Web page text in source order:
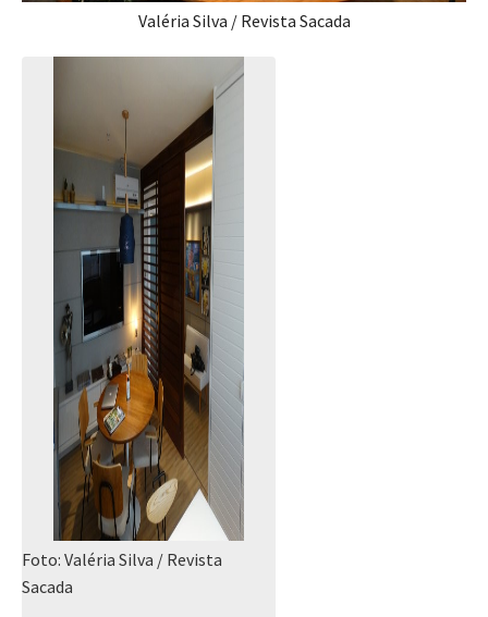
Valéria Silva / Revista Sacada
Foto: Valéria Silva / Revista
Sacada